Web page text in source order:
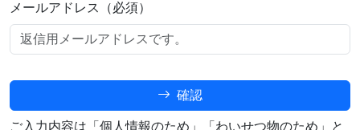
メールアドレス（必須）
確認
ご入力内容は「個人情報のため」「わいせつ物のため」と